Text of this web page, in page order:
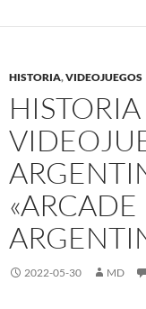
HISTORIA,VIDEOJUEGOS
HISTORIA
2022-05-30 MD